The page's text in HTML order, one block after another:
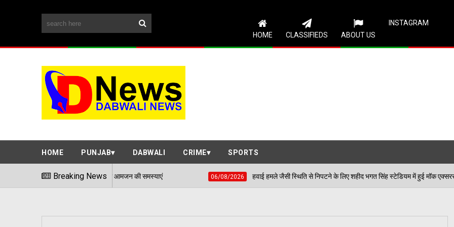
HOME CLASSIFIEDS ABOUT US
INSTAGRAM
HOME PUNJAB DABWALI CRIME SPORTS
Breaking News
शिविर में सुनी आमजन की समस्याएं 06/08/2026 हवाई हमले जैसी स्थिति से निपटने के लिए शहीद भगत सिंह स्टेडियम में हुई मॉक एक्सरसाइज, आठ घायलों का